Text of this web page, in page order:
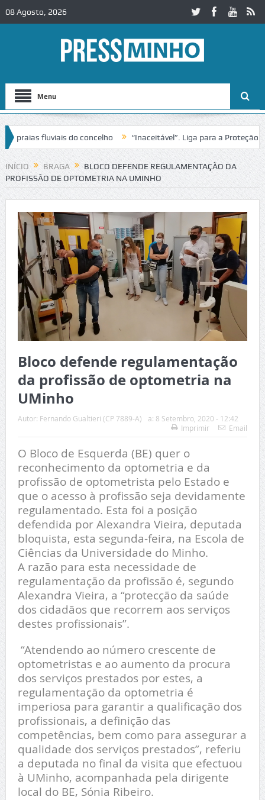
08 Agosto, 2026
Menu
fluviais do concelho “Inaceitável”. Liga para a Proteção da
trânsito no IC2 em Alcobaça Igreja do Castelo de Cerveira
INÍCIO BRAGA
BLOCO DEFENDE REGULAMENTAÇÃO DA
PROFISSÃO DE OPTOMETRIA NA UMINHO
Bloco defende regulamentação
da profissão de optometria na
UMinho
Autor: Fernando Gualtieri (CP 7889-A) a: 8 Setembro, 2020 - 12:42
Imprimir
Email
O Bloco de Esquerda (BE) quer o
reconhecimento da optometria e da
profissão de optometrista pelo Estado e
que o acesso à profissão seja devidamente
regulamentado. Esta foi a posição
defendida por Alexandra Vieira, deputada
bloquista, esta segunda-feira, na Escola de
Ciências da Universidade do Minho.
A razão para esta necessidade de
regulamentação da profissão é, segundo
Alexandra Vieira, a “protecção da saúde
dos cidadãos que recorrem aos serviços
destes profissionais”.
“Atendendo ao número crescente de
optometristas e ao aumento da procura
dos serviços prestados por estes, a
regulamentação da optometria é
imperiosa para garantir a qualificação dos
profissionais, a definição das
competências, bem como para assegurar a
qualidade dos serviços prestados”, referiu
a deputada no final da visita que efectuou
à UMinho, acompanhada pela dirigente
local do BE, Sónia Ribeiro.